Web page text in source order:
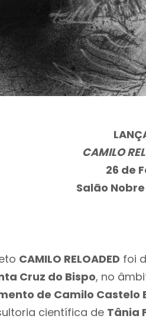
CAMILO
26 de
Salão
CAMILO RELOADED foi
Cruz do Bispo, no
de Camilo Castelo
científica de Tânia